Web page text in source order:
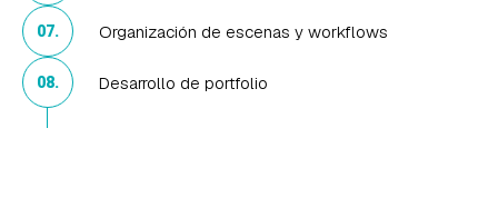
07. Organización de escenas y workflows
08. Desarrollo de portfolio